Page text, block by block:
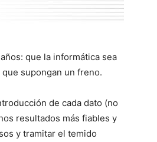
que la informática sea
supongan un freno.
de cada dato (no
resultados más fiables y
y tramitar el temido